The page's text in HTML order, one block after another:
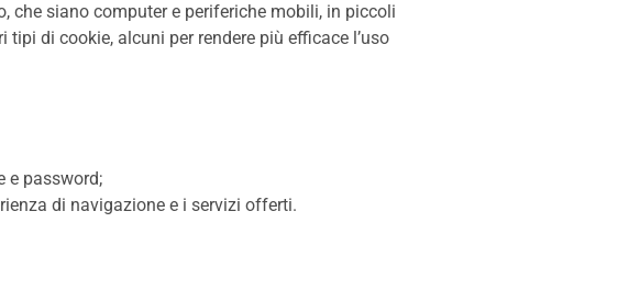
siano computer e periferiche mobili, in piccoli
di cookie, alcuni per rendere più efficace l’uso
e password;
di navigazione e i servizi offerti.